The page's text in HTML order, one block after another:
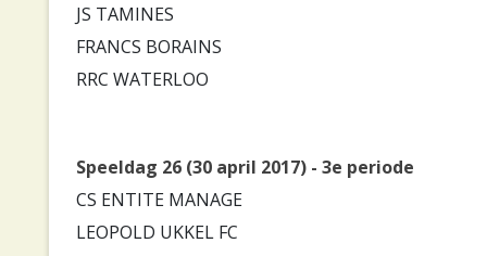
JS TAMINES
FRANCS BORAINS
RRC WATERLOO
Speeldag 26 (30 april 2017) - 3e periode
CS ENTITE MANAGE
LEOPOLD UKKEL FC